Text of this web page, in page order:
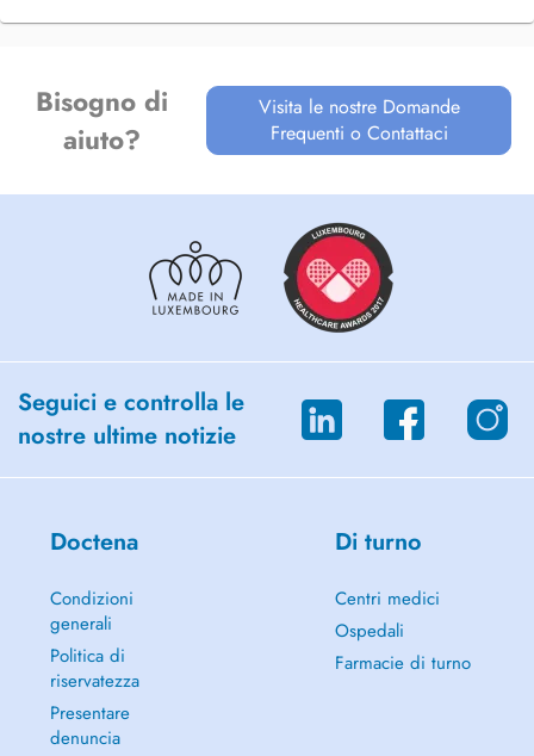
Bisogno di
aiuto?
Visita le nostre Domande
Frequenti o Contattaci
Seguici e controlla le
nostre ultime notizie
Doctena
Condizioni
generali
Politica di
riservatezza
Presentare
denuncia
Di turno
Centri medici
Ospedali
Farmacie di turno